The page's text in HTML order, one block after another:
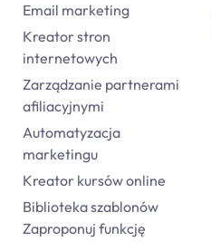
Email marketing
Kreator stron
internetowych
Zarządzanie partnerami
afiliacyjnymi
Automatyzacja
marketingu
Kreator kursów online
Biblioteka szablonów
Zaproponuj funkcję